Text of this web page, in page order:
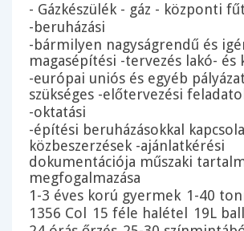
- Gázkészülék - gáz - központi
-beruházási
-bármilyen nagyságrendű és
magasépítési -tervezés lakó- és
-európai uniós és egyéb
szükséges -előtervezési
-oktatási
-építési beruházásokkal
közbeszerzések -ajánlatkérési
dokumentációja műszaki
megfogalmazása
1-3 éves korú gyermek 1-40
1356 Col
15 féle halétel
19L